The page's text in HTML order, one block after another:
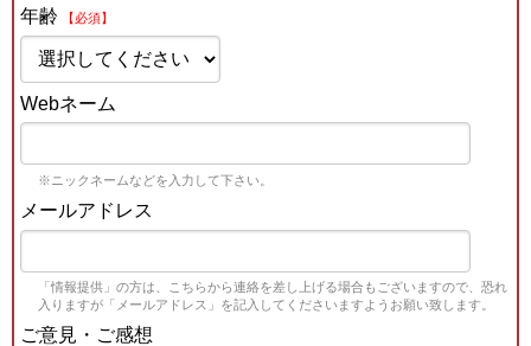
年齢
【必須】
Webネーム
※ニックネームなどを入力して下さい。
メールアドレス
「情報提供」の方は、こちらから連絡を差し上げる場合もございますので、恐れ
入りますが「メールアドレス」を記入してくださいますようお願い致します。
ご意見・ご感想